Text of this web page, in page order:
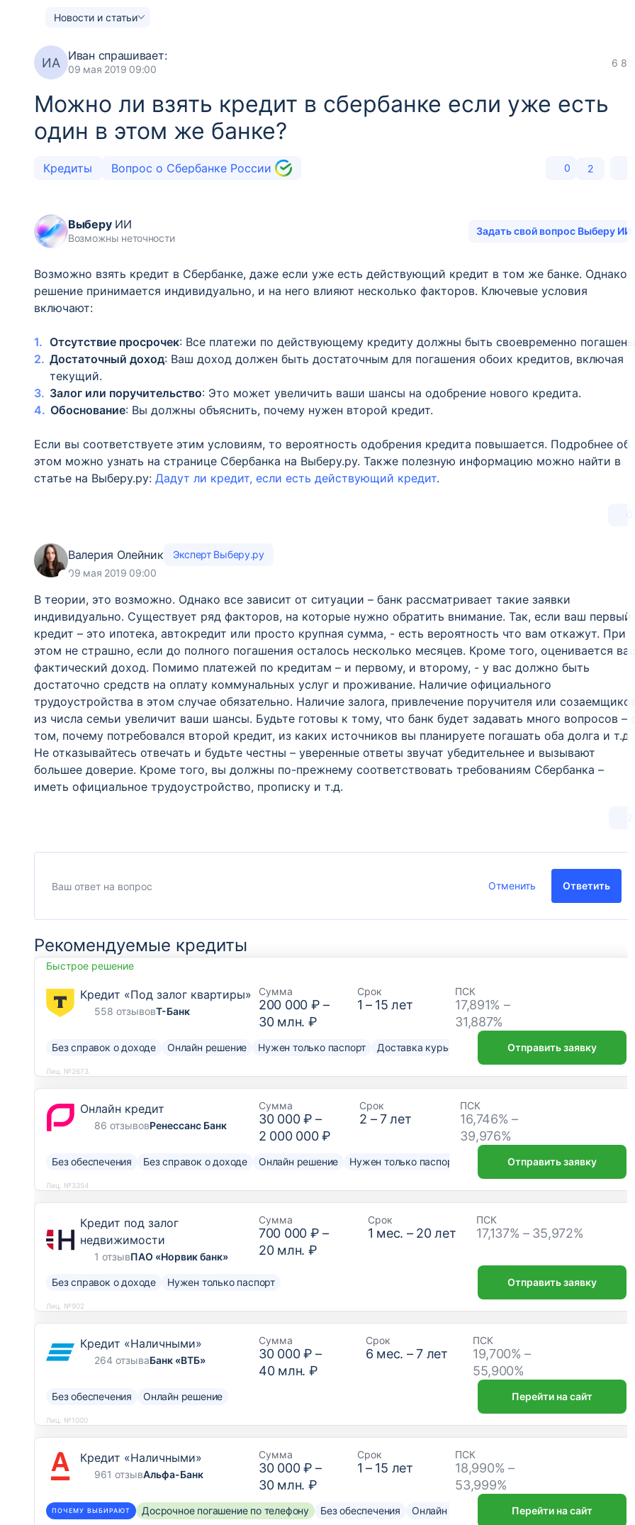
Новости и статьи
ИА Иван спрашивает:
09 мая 2019 09:00
6 801
Можно ли взять кредит в сбербанке если уже есть
один в этом же банке?
Кредиты Вопрос о Сбербанке России 0 2
ВыберуИИ
Возможны неточности
Задать свой вопрос Выберу ИИ
Возможно взять кредит в Сбербанке, даже если уже есть действующий кредит в том же банке. Однако
решение принимается индивидуально, и на него влияют несколько факторов. Ключевые условия
включают:
Отсутствие просрочек: Все платежи по действующему кредиту должны быть своевременно погашены.
Достаточный доход: Ваш доход должен быть достаточным для погашения обоих кредитов, включая
текущий.
Залог или поручительство: Это может увеличить ваши шансы на одобрение нового кредита.
Обоснование: Вы должны объяснить, почему нужен второй кредит.
Если вы соответствуете этим условиям, то вероятность одобрения кредита повышается. Подробнее об
этом можно узнать на странице Сбербанка на Выберу.ру. Также полезную информацию можно найти в
статье на Выберу.ру: Дадут ли кредит, если есть действующий кредит.
0
Валерия Олейник
Эксперт Выберу.ру
09 мая 2019 09:00
В теории, это возможно. Однако все зависит от ситуации – банк рассматривает такие заявки
индивидуально. Существует ряд факторов, на которые нужно обратить внимание. Так, если ваш первый
кредит – это ипотека, автокредит или просто крупная сумма, - есть вероятность что вам откажут. При
этом не страшно, если до полного погашения осталось несколько месяцев. Кроме того, оценивается ваш
фактический доход. Помимо платежей по кредитам – и первому, и второму, - у вас должно быть
достаточно средств на оплату коммунальных услуг и проживание. Наличие официального
трудоустройства в этом случае обязательно. Наличие залога, привлечение поручителя или созаемщиков
из числа семьи увеличит ваши шансы. Будьте готовы к тому, что банк будет задавать много вопросов – о
том, почему потребовался второй кредит, из каких источников вы планируете погашать оба долга и т.д.
Не отказывайтесь отвечать и будьте честны – уверенные ответы звучат убедительнее и вызывают
большее доверие. Кроме того, вы должны по-прежнему соответствовать требованиям Сбербанка –
иметь официальное трудоустройство, прописку и т.д.
Отменить Ответить
Рекомендуемые кредиты
Быстрое решение
Кредит «Под залог квартиры»
558 отзывовТ-Банк
Сумма
200 000 ₽ –
30 млн. ₽
Срок
1 – 15 лет
ПСК
17,891% –
31,887%
Без справок о доходе Онлайн решение Нужен только паспорт Доставка курьером Отправить заявку
Лиц. №2673
Онлайн кредит
86 отзывовРенессанс Банк
Сумма
30 000 ₽ –
2 000 000 ₽
Срок
2 –7лет
ПСК
16,746% –
39,976%
Без обеспечения Без справок о доходе Онлайн решение Нужен только паспорт Отправить заявку
Лиц. №3354
Кредит под залог
недвижимости
1 отзывПАО «Норвик банк»
Сумма
700 000 ₽ –
20 млн. ₽
Срок
1 мес. – 20лет
ПСК
17,137% – 35,972%
Без справок о доходе Нужен только паспорт Отправить заявку
Лиц. №902
Кредит «Наличными»
264 отзываБанк «ВТБ»
Сумма
30 000 ₽ –
40 млн. ₽
Срок
6 мес. –7лет
ПСК
19,700% –
55,900%
Без обеспечения Онлайн решение Перейти на сайт
Лиц. №1000
Кредит «Наличными»
961 отзывАльфа-Банк
Сумма
30 000 ₽ –
30 млн. ₽
Срок
1 – 15 лет
ПСК
18,990% –
53,999%
ПОЧЕМУ ВЫБИРАЮТ Досрочное погашение по телефону Без обеспечения Онлайн решение Нужен только паспорт
Перейти на сайт